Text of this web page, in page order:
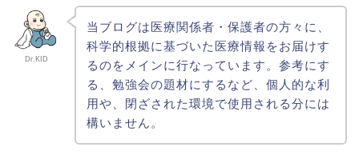
Dr.KID
当ブログは医療関係者・保護者の方々に、
科学的根拠に基づいた医療情報をお届けす
るのをメインに行なっています。参考にす
る、勉強会の題材にするなど、個人的な利
用や、閉ざされた環境で使用される分には
構いません。